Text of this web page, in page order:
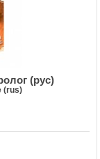
(рус)
(rus)